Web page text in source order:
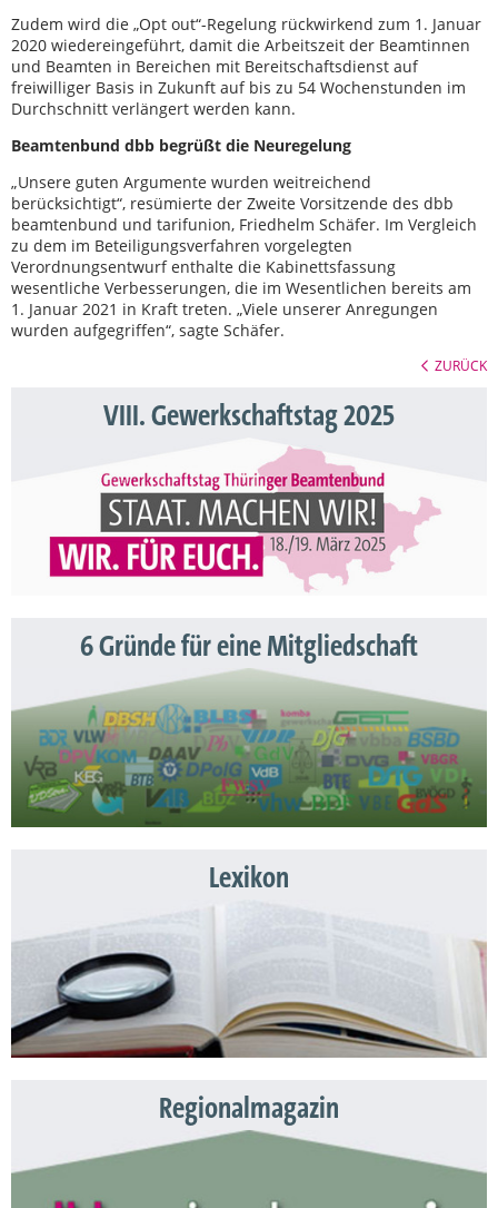
Zudem wird die „Opt out“-Regelung rückwirkend zum 1. Januar
2020 wiedereingeführt, damit die Arbeitszeit der Beamtinnen
und Beamten in Bereichen mit Bereitschaftsdienst auf
freiwilliger Basis in Zukunft auf bis zu 54 Wochenstunden im
Durchschnitt verlängert werden kann.
Beamtenbund dbb begrüßt die Neuregelung
„Unsere guten Argumente wurden weitreichend
berücksichtigt“, resümierte der Zweite Vorsitzende des dbb
beamtenbund und tarifunion, Friedhelm Schäfer. Im Vergleich
zu dem im Beteiligungsverfahren vorgelegten
Verordnungsentwurf enthalte die Kabinettsfassung
wesentliche Verbesserungen, die im Wesentlichen bereits am
1. Januar 2021 in Kraft treten. „Viele unserer Anregungen
wurden aufgegriffen“, sagte Schäfer.
ZURÜCK
VIII. Gewerkschaftstag 2025
6 Gründe für eine Mitgliedschaft
Lexikon
Regionalmagazin